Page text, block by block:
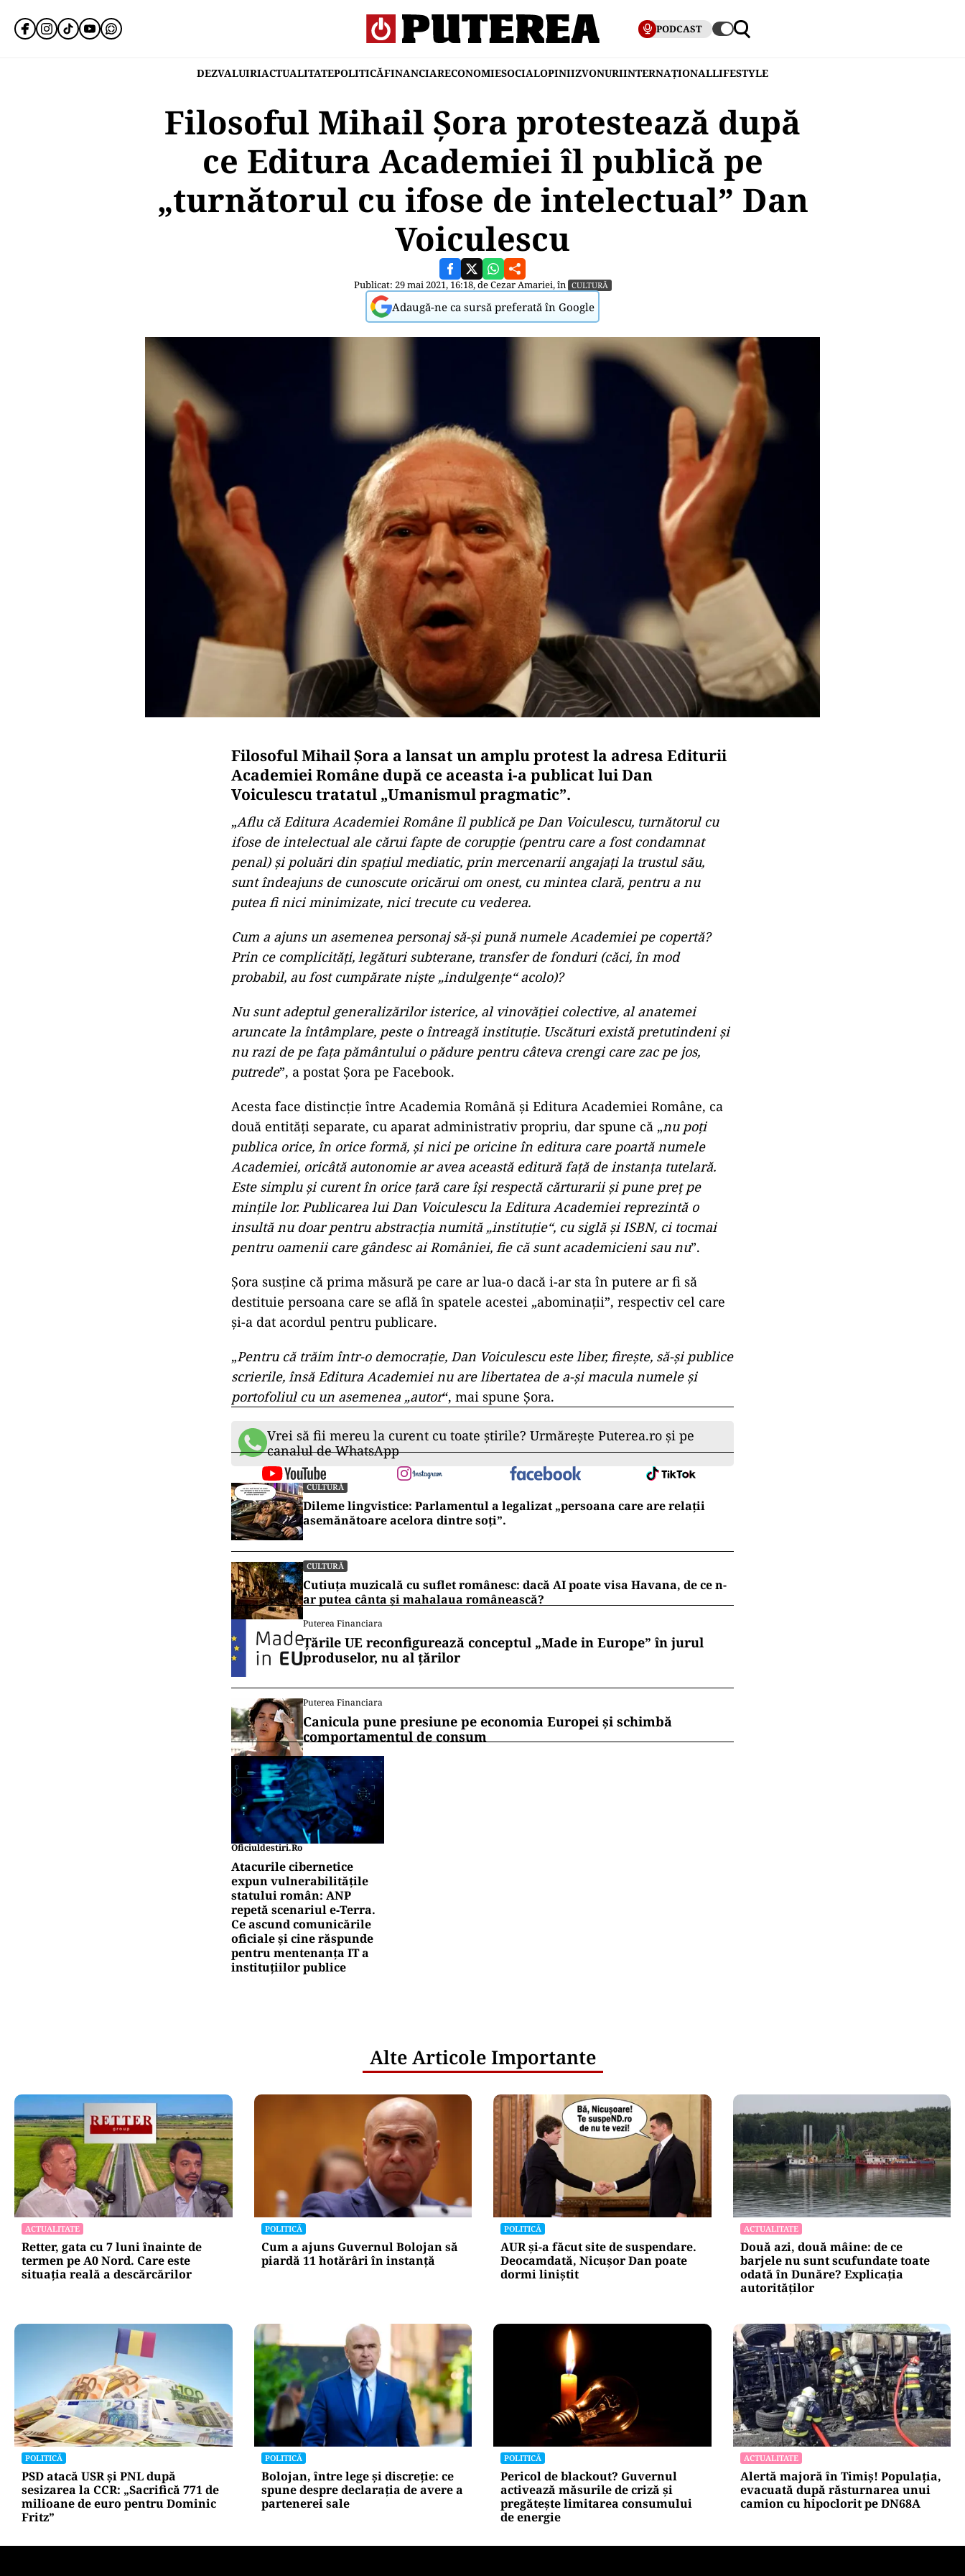
PODCAST
DEZVALUIRIACTUALITATEPOLITICĂFINANCIARECONOMIESOCIALOPINIIZVONURIINTERNAȚIONALLIFESTYLE
Filosoful Mihail Șora protestează după
ce Editura Academiei îl publică pe
„turnătorul cu ifose de intelectual” Dan
Voiculescu
Publicat: 29 mai 2021, 16:18, deCezar Amariei, în CULTURĂ
Adaugă-ne ca sursă preferată în Google
Filosoful Mihail Șora a lansat un amplu protest la adresa Editurii
Academiei Române după ce aceasta i-a publicat lui Dan
Voiculescu tratatul „Umanismul pragmatic”.
„Aflu că Editura Academiei Române îl publică pe Dan Voiculescu, turnătorul cu
ifose de intelectual ale cărui fapte de corupție (pentru care a fost condamnat
penal) și poluări din spațiul mediatic, prin mercenarii angajați la trustul său,
sunt îndeajuns de cunoscute oricărui om onest, cu mintea clară, pentru a nu
putea fi nici minimizate, nici trecute cu vederea.
Cum a ajuns un asemenea personaj să-și pună numele Academiei pe copertă?
Prin ce complicități, legături subterane, transfer de fonduri (căci, în mod
probabil, au fost cumpărate niște „indulgențe“ acolo)?
ad
Nu sunt adeptul generalizărilor isterice, al vinovăției colective, al anatemei
aruncate la întâmplare, peste o întreagă instituție. Uscături există pretutindeni și
nu razi de pe fața pământului o pădure pentru câteva crengi care zac pe jos,
putrede ”, a postat Șora pe Facebook.
Acesta face distincție între Academia Română și Editura Academiei Române, ca
două entități separate, cu aparat administrativ propriu, dar spune că „nu poți
publica orice, în orice formă, și nici pe oricine în editura care poartă numele
Academiei, oricâtă autonomie ar avea această editură față de instanța tutelară.
Este simplu și curent în orice țară care își respectă cărturarii și pune preț pe
mințile lor. Publicarea lui Dan Voiculescu la Editura Academiei reprezintă o
insultă nu doar pentru abstracția numită „instituție“, cu siglă și ISBN, ci tocmai
pentru oamenii care gândesc ai României, fie că sunt academicieni sau nu
Șora susține că prima măsură pe care ar lua-o dacă i-ar sta în putere ar fi să
destituie persoana care se află în spatele acestei „abominații”, respectiv cel care
și-a dat acordul pentru publicare.
„Pentru că trăim într-o democrație, Dan Voiculescu este liber, firește, să-și publice
scrierile, însă Editura Academiei nu are libertatea de a-și macula numele și
portofoliul cu un asemenea „autor“, mai spune Șora.
canalul de WhatsApp
CULTURĂ
asemănătoare acelora dintre soți”.
CULTURĂ
Cutiuța muzicală cu suflet românesc: dacă AI poate visa Havana, de ce n-
ar putea cânta și mahalaua românească?
Puterea Financiara
Țările UE reconfigurează conceptul „Made in Europe” în jurul
produselor, nu al țărilor
Puterea Financiara
Canicula pune presiune pe economia Europei și schimbă
Oficiuldestiri.ro
Atacurile cibernetice
expun vulnerabilitățile
statului român: ANP
repetă scenariul e‑Terra.
Ce ascund comunicările
oficiale și cine răspunde
pentru mentenanța IT a
instituțiilor publice
ACTUALITATE
Retter, gata cu 7 luni înainte de
termen pe A0 Nord. Care este
situația reală a descărcărilor
POLITICĂ
Cum a ajuns Guvernul Bolojan să
piardă 11 hotărâri în instanță
POLITICĂ
AUR și-a făcut site de suspendare.
Deocamdată, Nicușor Dan poate
dormi liniștit
ACTUALITATE
Două azi, două mâine: de ce
barjele nu sunt scufundate toate